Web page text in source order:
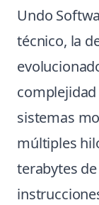
Undo
técnico, la
sistemas
múltiples
terabytes